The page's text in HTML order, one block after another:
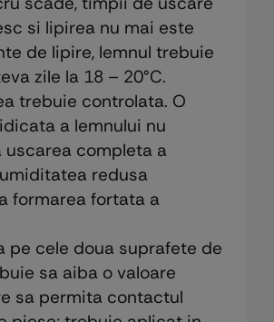
si lipirea nu mai este
de lipire, lemnul trebuie
zile la 18 – 20°C.
trebuie controlata. O
a lemnului nu
uscarea completa a
redusa
formarea fortata a
pe cele doua suprafete de
sa aiba o valoare
sa permita contactul